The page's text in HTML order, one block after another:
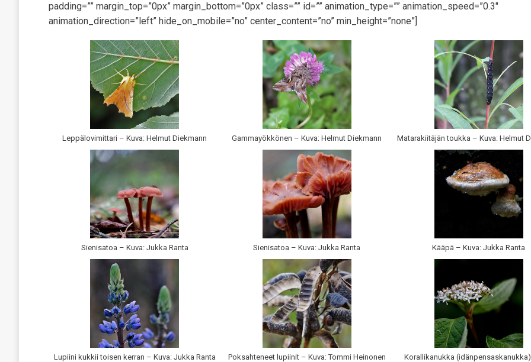
padding=”” margin_top=”0px” margin_bottom=”0px” class=”” id=”” animation_type=”” animation_speed=”0.3″
animation_direction=”left” hide_on_mobile=”no” center_content=”no” min_height=”none”]
Leppälovimittari – Kuva: Helmut Diekmann Gammayökkönen – Kuva: Helmut Diekmann Matarakiitäjän toukka – Kuva: Helmut
Sienisatoa – Kuva: Jukka Ranta Sienisatoa – Kuva: Jukka Ranta Kääpä – Kuva: Jukka Ranta
Lupiini kukkii toisen kerran – Kuva: Jukka Ranta Poksahteneet lupiinit – Kuva: Tommi Heinonen
Korallikanukka